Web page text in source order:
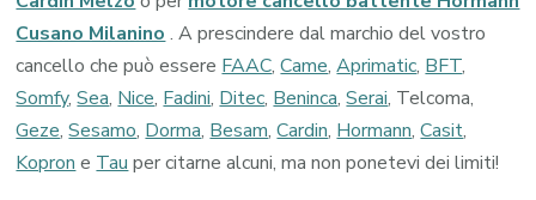
Cusano Milanino . A prescindere dal marchio del vostro
cancello che può essere FAAC,Came,Aprimatic, BFT,
Somfy,Sea, Nice, Fadini, Ditec, Beninca,Serai, Telcoma,
Geze,Sesamo, Dorma, Besam,Cardin, Hormann,Casit,
Kopron e Tau per citarne alcuni, ma non ponetevi dei limiti!